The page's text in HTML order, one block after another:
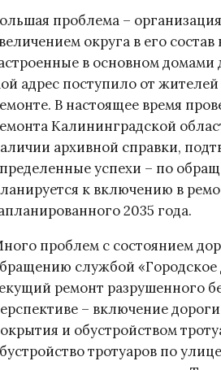
проблема –
округа в его
в основном
адрес поступило от
В настоящее время
Калининградской
архивной справки,
успехи – по
к включению в
2035 года.
проблем с состоянием
службой
ремонт разрушенного
– включение
и обустройством
тротуаров по